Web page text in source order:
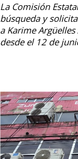
La Comisión
búsqueda y
a Karime
desde el 12 de